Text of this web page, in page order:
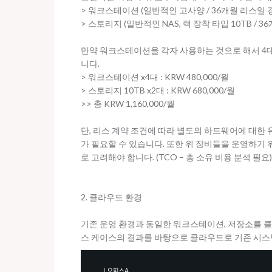
> 워크스테이션 (일반적인 고사양 / 36개월 리스일
> 스토리지 (일반적인 NAS, 랙 장착 타입 10TB /
만약 워크스테이션을 각자 사용하는 것으로 해서
니다.
> 워크스테이션 x4대 : KRW 480,000/월
> 스토리지 10TB x2대 : KRW 680,000/월
>> 총 KRW 1,160,000/월
단, 리스 계약 조건에 따라 별도의 하드웨어에 대한
가 필요할 수 있습니다. 또한 위 장비들을 운영하기
로 고려해야 합니다. (TCO – 총 소유 비용 분석 필요)
2. 클라우드 환경
기존 운영 환경과 동일한 워크스테이션, 저장소를
스 케이스의 결과를 바탕으로 클라우드로 기존 시